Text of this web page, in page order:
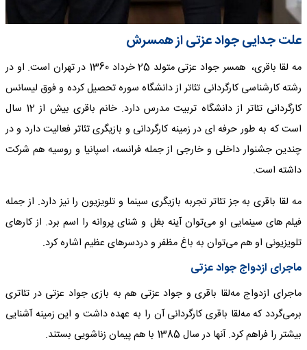
علت جدایی جواد عزتی از همسرش
مه لقا باقری، همسر جواد عزتی متولد 25 خرداد 1360 در تهران است. او در
رشته کارشناسی کارگردانی تئاتر از دانشگاه سوره تحصیل کرده و فوق لیسانس
کارگردانی تئاتر از دانشگاه تربیت مدرس دارد. خانم باقری بیش از 12 سال
است که به طور حرفه ای در زمینه کارگردانی و بازیگری تئاتر فعالیت دارد و در
چندین جشنوار داخلی و خارجی از جمله فرانسه، اسپانیا و روسیه هم شرکت
داشته است.
مه‌ لقا باقری به جز تئاتر تجربه بازیگری سینما و تلویزیون را نیز دارد. از جمله‌
فیلم‌ های سینمایی او می‌توان آینه بغل و شنای پروانه را اسم برد. از کارهای
تلویزیونی او هم می‌توان به باغ مظفر و دردسرهای عظیم اشاره کرد.
ماجرای ازدواج جواد عزتی
ماجرای ازدواج مه‌لقا باقری و جواد عزتی هم به بازی جواد عزتی در تئاتری
برمی‌گردد که مه‌لقا باقری کارگردانی آن را به عهده داشت و این زمینه آشنایی
بیشتر را فراهم کرد. آنها در سال 1385 با هم پیمان زناشویی بستند.